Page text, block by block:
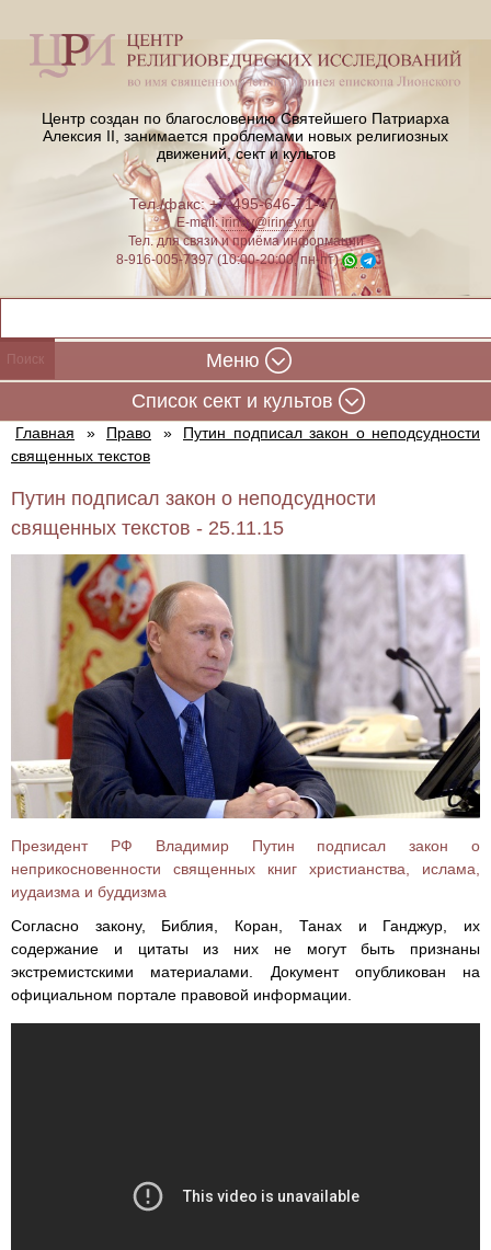
Центр создан по благословению Святейшего Патриарха
Алексия II, занимается проблемами новых религиозных
движений, сект и культов
Тел./факс: +7-495-646-71-47
E-mail:iriney@iriney.ru
Тел. для связи и приёма информации
8-916-005-7397 (10:00-20:00, пн-пт)
Меню
Cписок сект и культов
Главная » Право »
Путин подписал закон о неподсудности
священных текстов
Путин подписал закон о неподсудности
священных текстов - 25.11.15
Президент РФ Владимир Путин подписал закон о
неприкосновенности священных книг христианства, ислама,
иудаизма и буддизма
Согласно закону, Библия, Коран, Танах и Ганджур, их
содержание и цитаты из них не могут быть признаны
экстремистскими материалами. Документ опубликован на
официальном портале правовой информации.